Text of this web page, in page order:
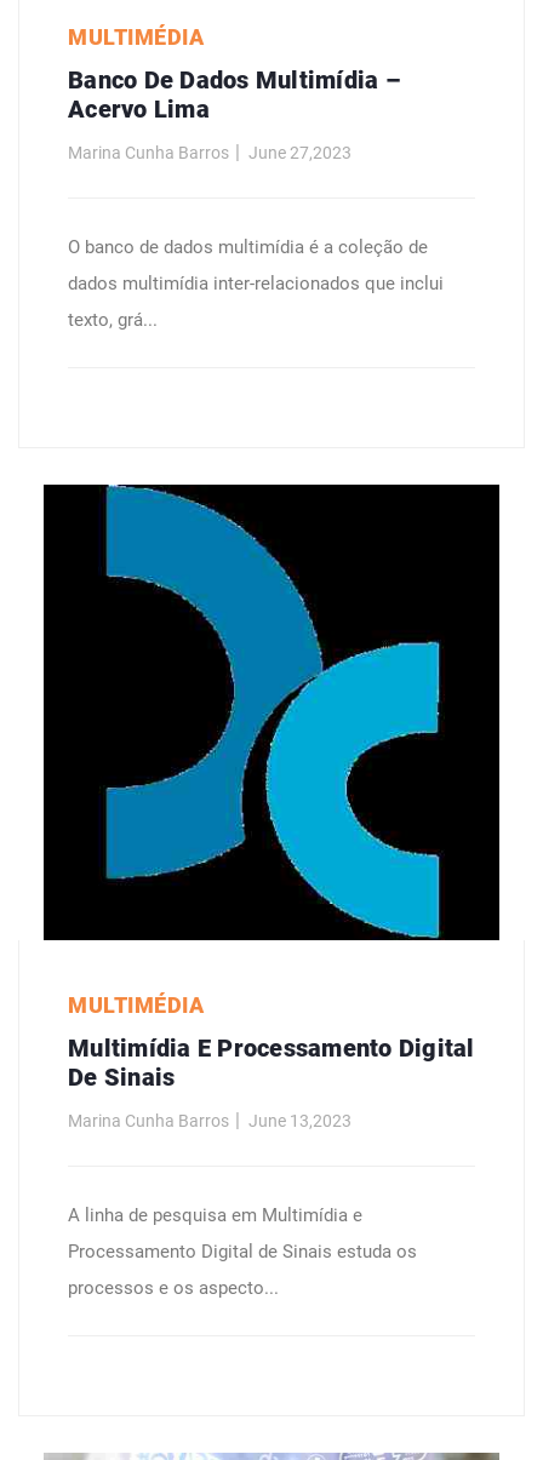
MULTIMÉDIA
Banco De Dados Multimídia –
Acervo Lima
Marina Cunha Barros June 27,2023
O banco de dados multimídia é a coleção de
dados multimídia inter-relacionados que inclui
texto, grá...
MULTIMÉDIA
Multimídia E Processamento Digital
De Sinais
Marina Cunha Barros June 13,2023
A linha de pesquisa em Multimídia e
Processamento Digital de Sinais estuda os
processos e os aspecto...